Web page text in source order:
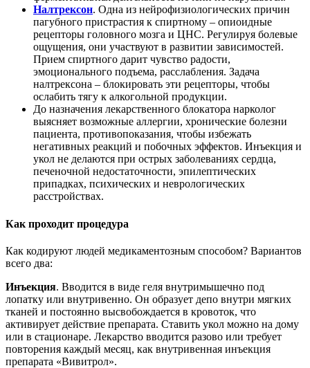
Налтрексон. Одна из нейрофизиологических причин
пагубного пристрастия к спиртному – опиоидные
рецепторы головного мозга и ЦНС. Регулируя болевые
ощущения, они участвуют в развитии зависимостей.
Прием спиртного дарит чувство радости,
эмоционального подъема, расслабления. Задача
налтрексона – блокировать эти рецепторы, чтобы
ослабить тягу к алкогольной продукции.
До назначения лекарственного блокатора нарколог
выясняет возможные аллергии, хронические болезни
пациента, противопоказания, чтобы избежать
негативных реакций и побочных эффектов. Инъекция и
укол не делаются при острых заболеваниях сердца,
печеночной недостаточности, эпилептических
припадках, психических и неврологических
расстройствах.
Как проходит процедура
Как кодируют людей медикаментозным способом? Вариантов
всего два:
Инъекция. Вводится в виде геля внутримышечно под
лопатку или внутривенно. Он образует депо внутри мягких
тканей и постоянно высвобождается в кровоток, что
активирует действие препарата. Ставить укол можно на дому
или в стационаре. Лекарство вводится разово или требует
повторения каждый месяц, как внутривенная инъекция
препарата «Вивитрол».